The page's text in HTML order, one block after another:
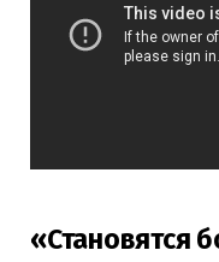
«Становятся